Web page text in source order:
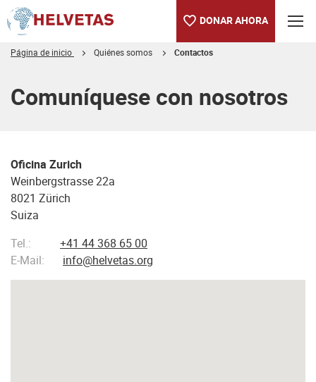
DONAR AHORA
Página de inicio Quiénes somos Contactos
Comuníquese con nosotros
Oficina Zurich
Weinbergstrasse 22a
8021 Zürich
Suiza
Tel.:
+41 44 368 65 00
E-Mail:
info@helvetas.org